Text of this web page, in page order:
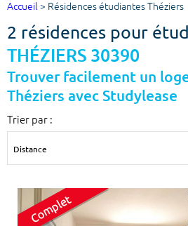
Votre
Ville, école
m²
Accueil > Résidences étudiantes Théziers
2 résidences pour
THÉZIERS 30390
Trouver facilement un
Théziers avec Studylease
Trier par :